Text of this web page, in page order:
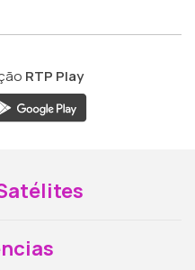
RTP Play